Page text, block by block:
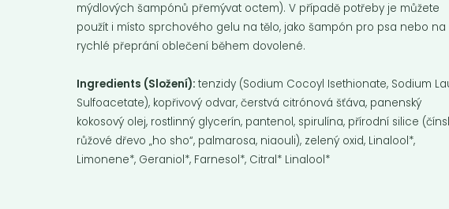
Svíčka Difera -
trošku iný...
voniam: sviežo . citrusovo . gurmánsky
Svíčka Difera -
sváteční...
voním: ovocně . dřevitě .
mýdlových šampónů přemývat octem). V případě potřeby je můžete
použít i místo sprchového gelu na tělo, jako šampón pro psa nebo na
rychlé přeprání oblečení během dovolené.
Ingredients (Složení):tenzidy (Sodium Cocoyl Isethionate, Sodium
Sulfoacetate), kopřivový odvar, čerstvá citrónová šťáva, panenský
kokosový olej, rostlinný glycerín, pantenol, spirulína, přírodní silice
růžové dřevo „ho sho“, palmarosa, niaouli), zelený oxid, Linalool*,
Limonene*, Geraniol*, Farnesol*, Citral* Linalool*